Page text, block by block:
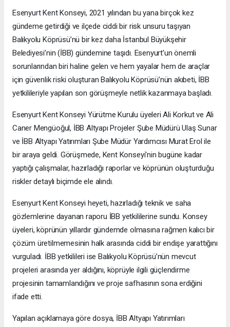
Esenyurt Kent Konseyi, 2021 yılından bu yana birçok kez
gündeme getirdiği ve ilçede ciddi bir risk unsuru taşıyan
Balıkyolu Köprüsü’nü bir kez daha İstanbul Büyükşehir
Belediyesi’nin (İBB) gündemine taşıdı. Esenyurt’un önemli
sorunlarından biri haline gelen ve hem yayalar hem de araçlar
için güvenlik riski oluşturan Balıkyolu Köprüsü’nün akıbeti, İBB
yetkilileriyle yapılan son görüşmeyle netlik kazanmaya başladı.
Esenyurt Kent Konseyi Yürütme Kurulu üyeleri Ali Korkut ve Ali
Caner Mengüoğul, İBB Altyapı Projeler Şube Müdürü Ulaş Sunar
ve İBB Altyapı Yatırımları Şube Müdür Yardımcısı Murat Erol ile
bir araya geldi. Görüşmede, Kent Konseyi'nin bugüne kadar
yaptığı çalışmalar, hazırladığı raporlar ve köprünün oluşturduğu
riskler detaylı biçimde ele alındı.
Esenyurt Kent Konseyi heyeti, hazırladığı teknik ve saha
gözlemlerine dayanan raporu İBB yetkililerine sundu. Konsey
üyeleri, köprünün yıllardır gündemde olmasına rağmen kalıcı bir
çözüm üretilmemesinin halk arasında ciddi bir endişe yarattığını
vurguladı. İBB yetkilileri ise Balıkyolu Köprüsü’nün mevcut
projeleri arasında yer aldığını, köprüyle ilgili güçlendirme
projesinin tamamlandığını ve proje safhasının sona erdiğini
ifade etti.
Yapılan açıklamaya göre dosya, İBB Altyapı Yatırımları